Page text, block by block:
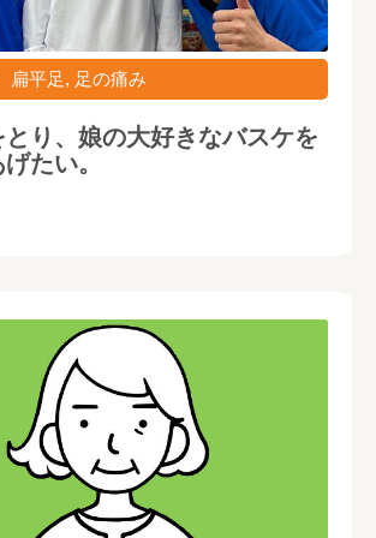
扁平足, 足の痛み
とり、娘の大好きなバスケを
たい。